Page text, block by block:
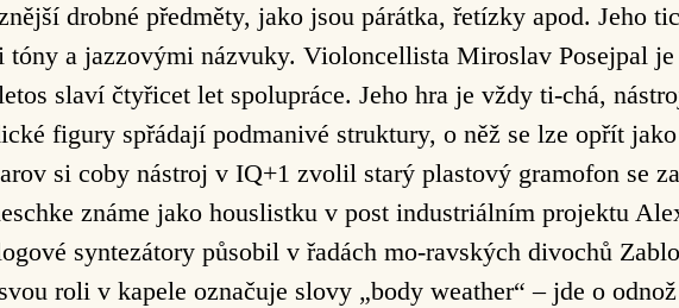
drobné předměty, jako jsou párátka, řetízky apod. Jeho
tóny a jazzovými názvuky. Violoncellista Miroslav Posejpal
slaví čtyřicet let spolupráce. Jeho hra je vždy ti-chá,
figury spřádají podmanivé struktury, o něž se lze opřít
si coby nástroj v IQ+1 zvolil starý plastový gramofon se
známe jako houslistku v post industriálním projektu
syntezátory působil v řadách mo-ravských divochů
roli v kapele označuje slovy „body weather“ – jde o